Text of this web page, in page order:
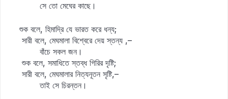
সে তো মেঘের কাছে।
শুক বলে, হিমাদ্রি যে ভারত করে ধন্য;
সারী বলে, মেঘমালা বিশ্বেরে দেয় স্তন্য ,–
বাঁচে সকল জন।
শুক বলে, সমাধিতে স্তব্ধ গিরির দৃষ্টি;
সারী বলে, মেঘমালার নিত্যনূতন সৃষ্টি,–
তাই সে চিরন্তন।
Remember me